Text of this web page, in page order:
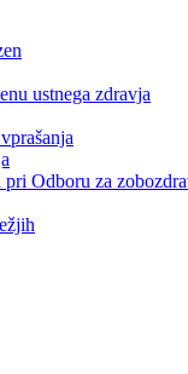
ustnega zdravja
Odboru za